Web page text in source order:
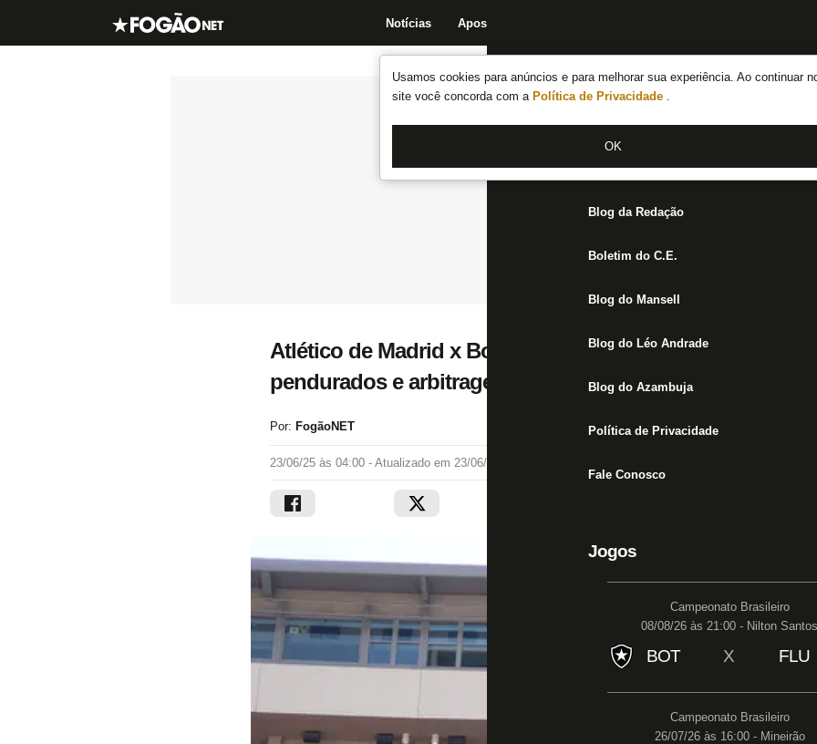
Usamos cookies para anúncios e para melhorar sua experiência. Ao continuar
site você concorda com a Política de Privacidade .
OK
Notícias Apostas
Notícias do Botafogo
Fórum
Jogos
Blog da Redação
Boletim do C.E.
Blog do Mansell
Blog do Léo Andrade
Blog do Azambuja
Política de Privacidade
Fale Conosco
Jogos
Campeonato Brasileiro
08/08/26 às 21:00 - Nilton Santos
BOT X FLU
Campeonato Brasileiro
26/07/26 às 16:00 - Mineirão
Atlético de Madrid x Botafogo: onde assistir,
pendurados e arbitragem
Por: FogãoNET
23/06/25 às 04:00 - Atualizado em 23/06/25 às 04:00